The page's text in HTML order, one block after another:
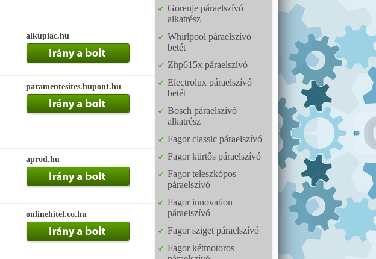
alkupiac.hu
paramentesites.hupont.hu
aprod.hu
onlinehitel.co.hu
Gorenje páraelszívó
alkatrész
Whirlpool páraelszívó
betét
Zhp615x páraelszívó
Electrolux páraelszívó
betét
Bosch páraelszívó
alkatrész
Fagor classic páraelszívó
Fagor kürtős páraelszívó
Fagor teleszkópos
páraelszívó
Fagor innovation
páraelszívó
Fagor sziget páraelszívó
Fagor kétmotoros